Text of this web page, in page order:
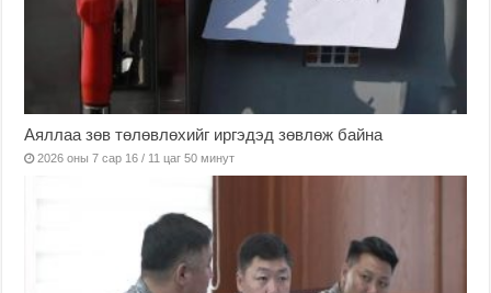
Аяллаа зөв төлөвлөхийг иргэдэд зөвлөж байна
2026 оны 7 сар 16 / 11 цаг 50 минут